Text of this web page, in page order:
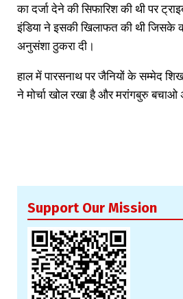
का दर्जा देने की सिफारिश की थी पर
इंडिया ने इसकी खिलाफत की थी जिसके
अनुसंशा ठुकरा दी।
हाल में पारसनाथ पर जैनियों के सम्मेद
ने मोर्चा खोल रखा है और मरांगबुरु बचाओ
Support Our Mission